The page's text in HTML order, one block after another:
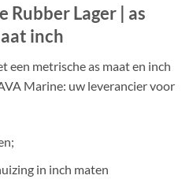
Rubber Lager | as
inch
een metrische as maat en inch
Marine: uw leverancier voor
in inch maten